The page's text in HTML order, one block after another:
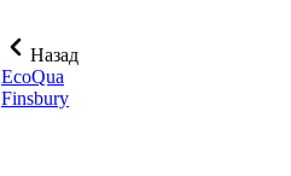
Назад
EcoQua
Finsbury